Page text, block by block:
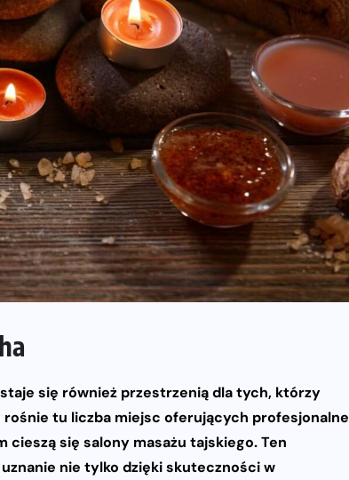
się również przestrzenią dla tych, którzy
tu liczba miejsc oferujących profesjonalne
cieszą się salony masażu tajskiego. Ten
nie tylko dzięki skuteczności w